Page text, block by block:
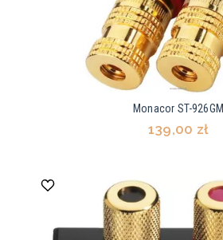
Monacor ST-926GM
139,00 zł